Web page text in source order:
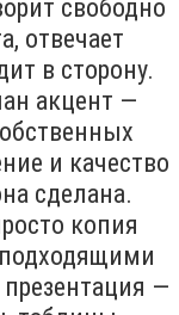
свободно
отвечает
в сторону.
акцент —
и качество
сделана.
копия
—